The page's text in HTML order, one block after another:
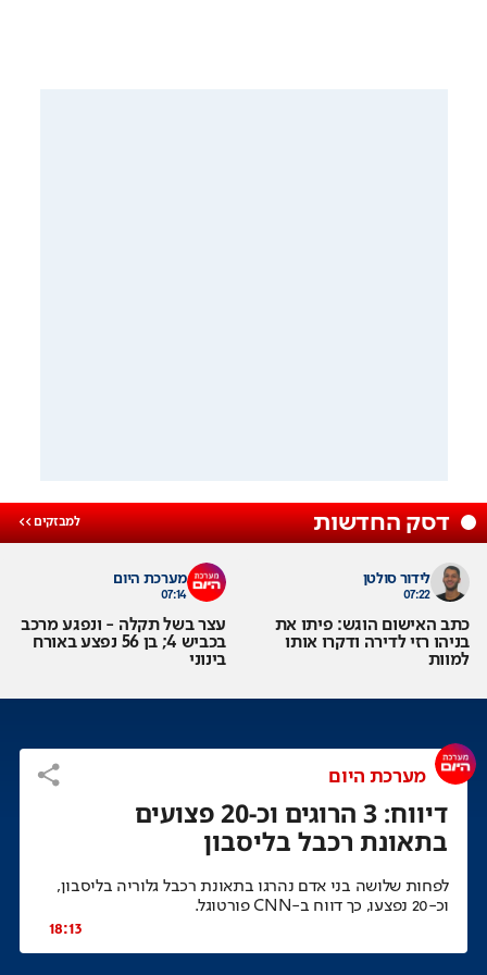
דסק החדשות
לידור סולטן
07:22
כתב האישום הוגש: פיתו את
בניהו רזי לדירה ודקרו אותו
למוות
מערכת היום
07:14
עצר בשל תקלה - ונפגע מרכב
בכביש 4; בן 56 נפצע באורח
בינוני
דיווח: 3 הרוגים וכ-20 פצועים
בתאונת רכבל בליסבון
מערכת היום
18:13
לפחות שלושה בני אדם נהרגו בתאונת רכבל גלוריה בליסבון,
וכ-20 נפצעו, כך דווח ב-CNN פורטוגל.